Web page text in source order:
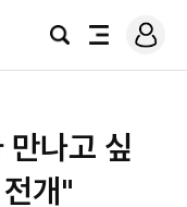
검
전
로
그
나고 싶
개"